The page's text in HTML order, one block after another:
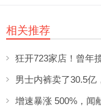
相关推荐